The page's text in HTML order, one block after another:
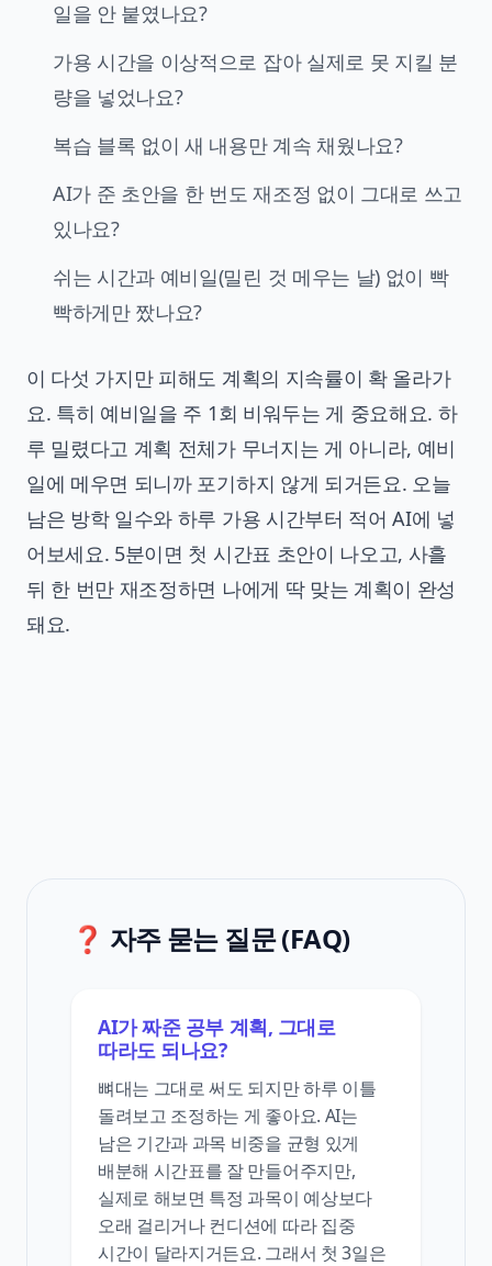
일을 안 붙였나요?
가용 시간을 이상적으로 잡아 실제로 못 지킬 분
량을 넣었나요?
복습 블록 없이 새 내용만 계속 채웠나요?
AI가 준 초안을 한 번도 재조정 없이 그대로 쓰고
있나요?
쉬는 시간과 예비일(밀린 것 메우는 날) 없이 빡
빡하게만 짰나요?
이 다섯 가지만 피해도 계획의 지속률이 확 올라가
요. 특히 예비일을 주 1회 비워두는 게 중요해요. 하
루 밀렸다고 계획 전체가 무너지는 게 아니라, 예비
일에 메우면 되니까 포기하지 않게 되거든요. 오늘
남은 방학 일수와 하루 가용 시간부터 적어 AI에 넣
어보세요. 5분이면 첫 시간표 초안이 나오고, 사흘
뒤 한 번만 재조정하면 나에게 딱 맞는 계획이 완성
돼요.
❓ 자주 묻는 질문 (FAQ)
AI가 짜준 공부 계획, 그대로
따라도 되나요?
뼈대는 그대로 써도 되지만 하루 이틀
돌려보고 조정하는 게 좋아요. AI는
남은 기간과 과목 비중을 균형 있게
배분해 시간표를 잘 만들어주지만,
실제로 해보면 특정 과목이 예상보다
오래 걸리거나 컨디션에 따라 집중
시간이 달라지거든요. 그래서 첫 3일은